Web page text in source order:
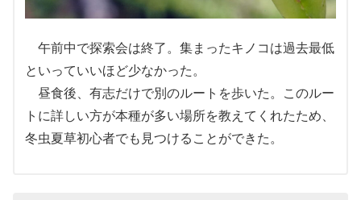
午前中で探索会は終了。集まったキノコは過去最低
といっていいほど少なかった。
昼食後、有志だけで別のルートを歩いた。このルー
トに詳しい方が本種が多い場所を教えてくれたため、
冬虫夏草初心者でも見つけることができた。